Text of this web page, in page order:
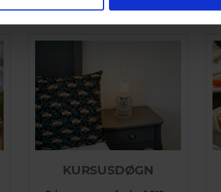
en pakke til netop jeres behov.
KURSUSDØGN